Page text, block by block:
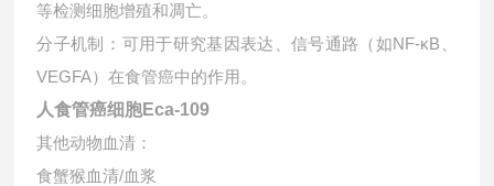
等检测细胞增殖和凋亡。
分子机制‌：可用于研究基因表达、信号通路（如NF-κB、
VEGFA）在食管癌中的作用。
人食管癌细胞Eca-109
其他动物血清：
食蟹猴血清/血浆